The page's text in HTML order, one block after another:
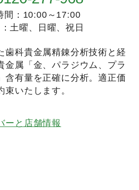
間：10:00～17:00
土曜、日曜、祝日
歯科貴金属精錬分析技術と経
金属「金、パラジウム、プラ
含有量を正確に分析。適正価
いたします。
ーと店舗情報